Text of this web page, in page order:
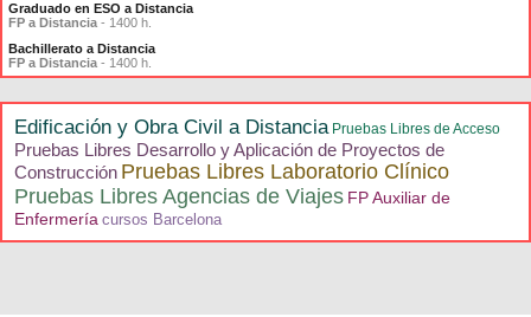
Graduado en ESO a Distancia
FP a Distancia - 1400 h.
Bachillerato a Distancia
FP a Distancia - 1400 h.
Edificación y Obra Civil a Distancia Pruebas Libres de Acceso
Pruebas Libres Desarrollo y Aplicación de Proyectos de
Construcción Pruebas Libres Laboratorio Clínico
Pruebas Libres Agencias de Viajes FP Auxiliar de
Enfermería cursos Barcelona